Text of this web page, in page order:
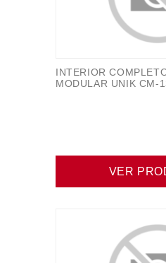
INTERIOR
MODULAR UNIK CM-
VER